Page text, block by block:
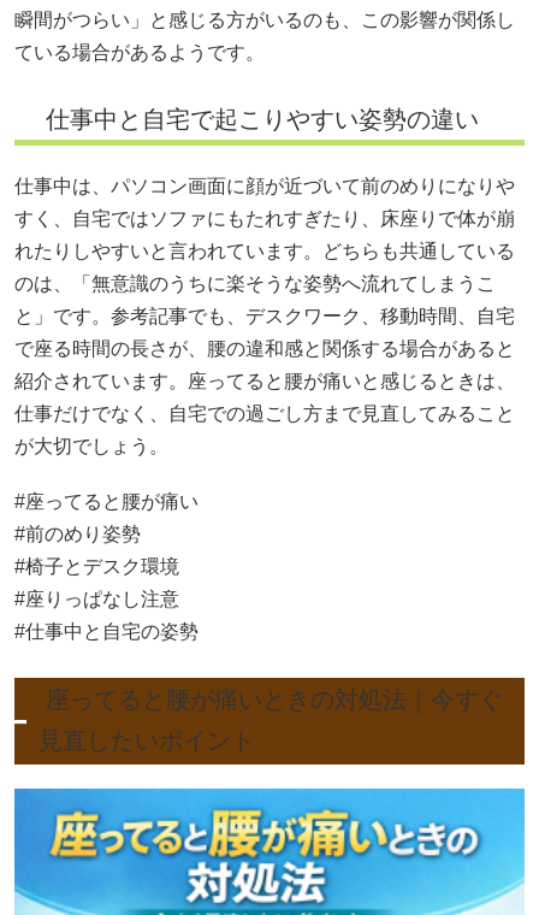
瞬間がつらい」と感じる方がいるのも、この影響が関係し
ている場合があるようです。
仕事中と自宅で起こりやすい姿勢の違い
仕事中は、パソコン画面に顔が近づいて前のめりになりや
すく、自宅ではソファにもたれすぎたり、床座りで体が崩
れたりしやすいと言われています。どちらも共通している
のは、「無意識のうちに楽そうな姿勢へ流れてしまうこ
と」です。参考記事でも、デスクワーク、移動時間、自宅
で座る時間の長さが、腰の違和感と関係する場合があると
紹介されています。座ってると腰が痛いと感じるときは、
仕事だけでなく、自宅での過ごし方まで見直してみること
が大切でしょう。
#座ってると腰が痛い
#前のめり姿勢
#椅子とデスク環境
#座りっぱなし注意
#仕事中と自宅の姿勢
座ってると腰が痛いときの対処法｜今すぐ
見直したいポイント